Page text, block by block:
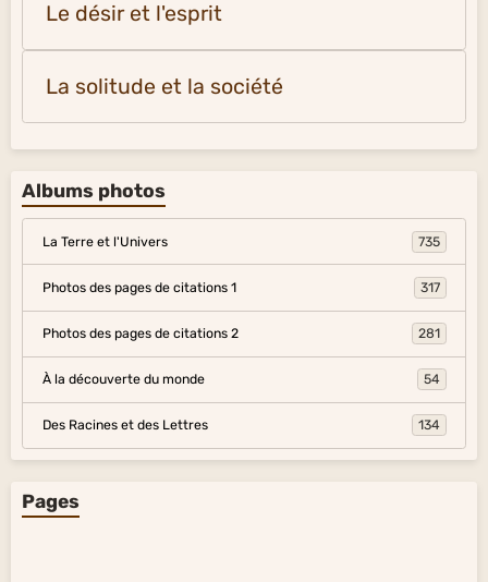
Le désir et l'esprit
La solitude et la société
Albums photos
La Terre et l'Univers 735
Photos des pages de citations 1 317
Photos des pages de citations 2 281
À la découverte du monde 54
Des Racines et des Lettres 134
Pages